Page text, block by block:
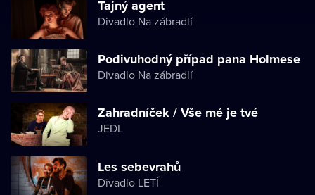
Tajný agent
Divadlo Na zábradlí
Podivuhodný případ pana Holmese
Divadlo Na zábradlí
Zahradníček / Vše mé je tvé
JEDL
Les sebevrahů
Divadlo LETÍ